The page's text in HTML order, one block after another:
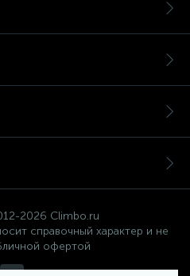
2026 Climbo.ru
справочный характер и не
офертой